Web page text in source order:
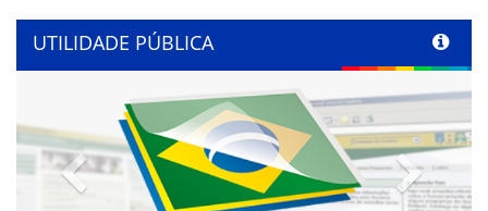
UTILIDADE PÚBLICA
Previous Next